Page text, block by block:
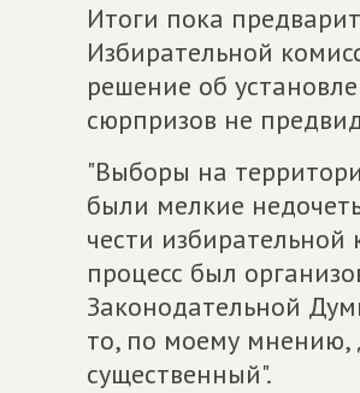
Итоги пока
Избирательной
решение об
сюрпризов не
"Выборы на
были мелкие
чести
процесс был
Законодательной
то, по моему мнению,
существенный".